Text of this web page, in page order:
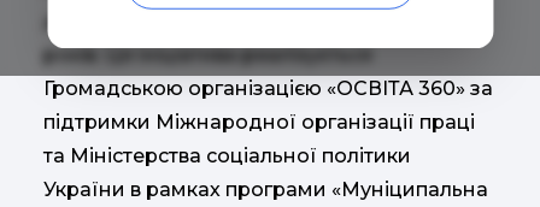
років. Ця ініціатива реалізується
Громадською організацією «ОСВІТА 360» за
підтримки Міжнародної організації праці
та Міністерства соціальної політики
України в рамках програми «Муніципальна